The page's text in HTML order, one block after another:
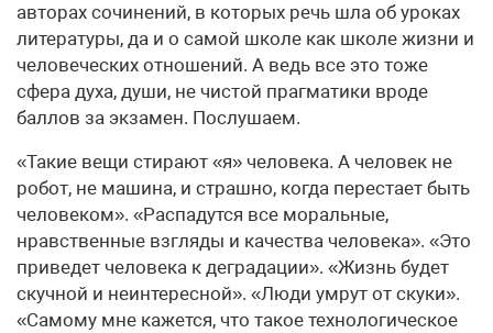
авторах сочинений, в которых речь шла об уроках
литературы, да и о самой школе как школе жизни и
человеческих отношений. А ведь все это тоже
сфера духа, души, не чистой прагматики вроде
баллов за экзамен. Послушаем.
«Такие вещи стирают «я» человека. А человек не
робот, не машина, и страшно, когда перестает быть
человеком». «Распадутся все моральные,
нравственные взгляды и качества человека». «Это
приведет человека к деградации». «Жизнь будет
скучной и неинтересной». «Люди умрут от скуки».
«Самому мне кажется, что такое технологическое